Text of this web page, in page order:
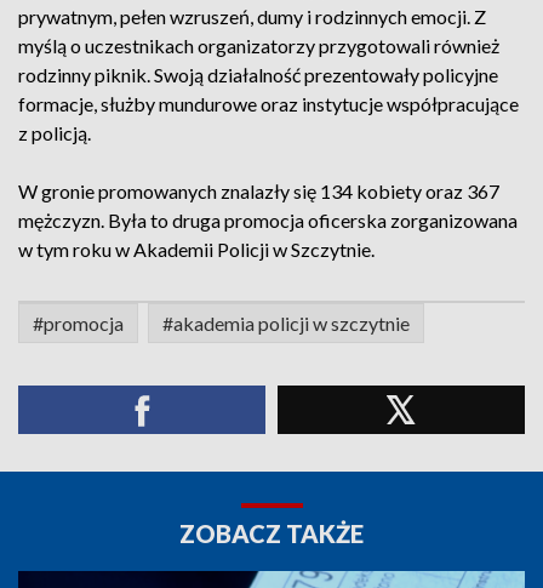
prywatnym, pełen wzruszeń, dumy i rodzinnych emocji. Z
myślą o uczestnikach organizatorzy przygotowali również
rodzinny piknik. Swoją działalność prezentowały policyjne
formacje, służby mundurowe oraz instytucje współpracujące
z policją.
W gronie promowanych znalazły się 134 kobiety oraz 367
mężczyzn. Była to druga promocja oficerska zorganizowana
w tym roku w Akademii Policji w Szczytnie.
#promocja #akademia policji w szczytnie
ZOBACZ TAKŻE